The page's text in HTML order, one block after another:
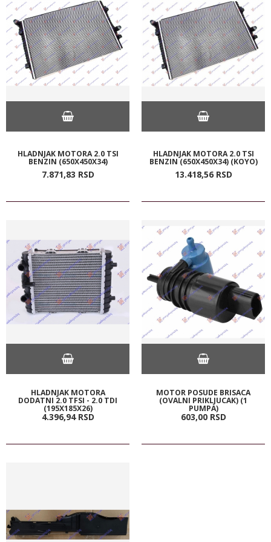
HLADNJAK MOTORA 2.0 TSI
BENZIN (650X450X34)
7.871,83 RSD
HLADNJAK MOTORA 2.0 TSI
BENZIN (650X450X34) (KOYO)
13.418,56 RSD
HLADNJAK MOTORA
DODATNI 2.0 TFSI - 2.0 TDI
(195X185X26)
4.396,94 RSD
MOTOR POSUDE BRISACA
(OVALNI PRIKLJUCAK) (1
PUMPA)
603,00 RSD